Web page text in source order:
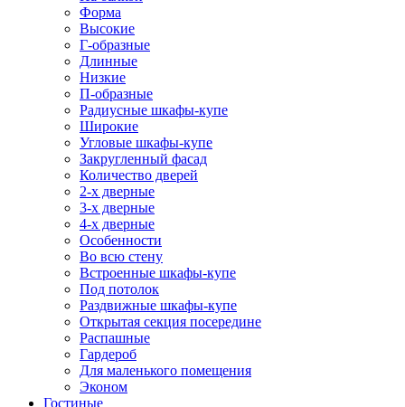
Форма
Высокие
Г-образные
Длинные
Низкие
П-образные
Радиусные шкафы-купе
Широкие
Угловые шкафы-купе
Закругленный фасад
Количество дверей
2-х дверные
3-х дверные
4-х дверные
Особенности
Во всю стену
Встроенные шкафы-купе
Под потолок
Раздвижные шкафы-купе
Открытая секция посередине
Распашные
Гардероб
Для маленького помещения
Эконом
Гостиные